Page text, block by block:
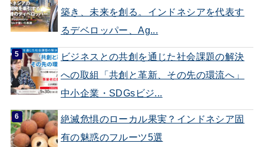
築き、未来を創る。インドネシアを代表す
るデベロッパー、Ag...
ビジネスとの共創を通じた社会課題の解決
への取組「共創と革新、その先の環流へ」
中小企業・SDGsビジ...
絶滅危惧のローカル果実？インドネシア固
有の魅惑のフルーツ5選